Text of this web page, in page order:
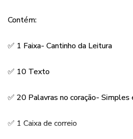
Contém:
✅ 1 Faixa- Cantinho da Leitura
✅ 10 Texto
✅ 20 Palavras no coração- Simples
✅ 1 Caixa de correio